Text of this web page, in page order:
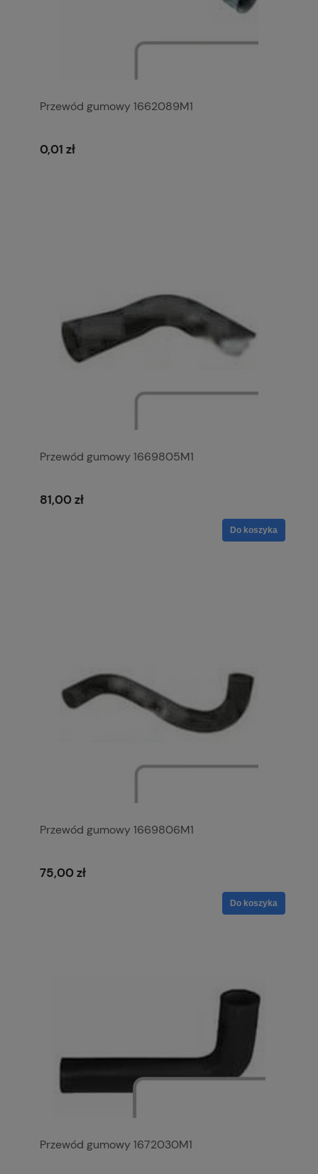
Przewód gumowy 1662089M1
0,01 zł
Przewód gumowy 1669805M1
81,00 zł
Do koszyka
Przewód gumowy 1669806M1
75,00 zł
Do koszyka
Przewód gumowy 1672030M1